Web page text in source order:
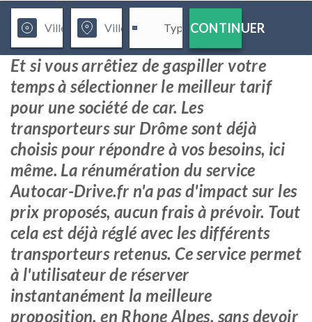
CONTINUER
Et si vous arrêtiez de gaspiller votre
temps à sélectionner le meilleur tarif
pour une société de car. Les
transporteurs sur Drôme sont déjà
choisis pour répondre à vos besoins, ici
même. La rénumération du service
Autocar-Drive.fr n'a pas d'impact sur les
prix proposés, aucun frais à prévoir. Tout
cela est déjà réglé avec les différents
transporteurs retenus. Ce service permet
à l'utilisateur de réserver
instantanément la meilleure
proposition, en Rhone Alpes, sans devoir